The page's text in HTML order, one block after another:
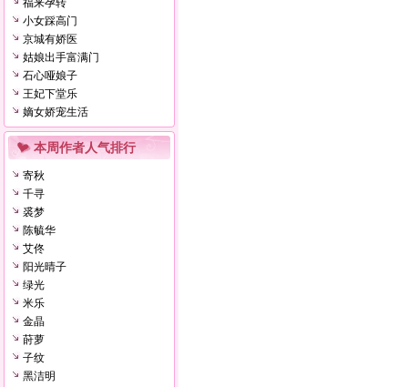
福来孕转
小女踩高门
京城有娇医
姑娘出手富满门
石心哑娘子
王妃下堂乐
嫡女娇宠生活
本周作者人气排行
寄秋
千寻
裘梦
陈毓华
艾佟
阳光晴子
绿光
米乐
金晶
莳萝
子纹
黑洁明